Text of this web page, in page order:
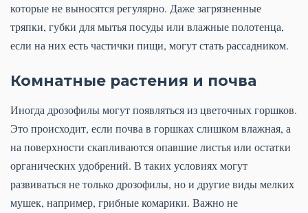
которые не выносятся регулярно. Даже загрязненные
тряпки, губки для мытья посуды или влажные полотенца,
если на них есть частички пищи, могут стать рассадником.
Комнатные растения и почва
Иногда дрозофилы могут появляться из цветочных горшков.
Это происходит, если почва в горшках слишком влажная, а
на поверхности скапливаются опавшие листья или остатки
органических удобрений. В таких условиях могут
развиваться не только дрозофилы, но и другие виды мелких
мушек, например, грибные комарики. Важно не